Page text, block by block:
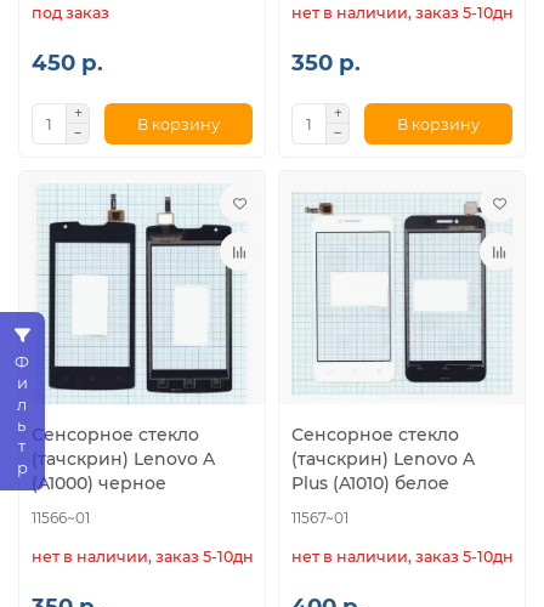
Фильтр
под заказ
450 р.
В корзину
нет в наличии, заказ 5-10дн.
350 р.
В корзину
Сенсорное стекло
(тачскрин) Lenovo A
(A1000) черное
11566~01
нет в наличии, заказ 5-10дн.
Сенсорное стекло
(тачскрин) Lenovo A
Plus (A1010) белое
11567~01
нет в наличии, заказ 5-10дн.